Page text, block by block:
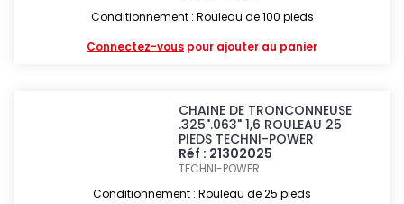
Conditionnement : Rouleau de 100 pieds
Connectez-vous pour ajouter au panier
CHAINE DE TRONCONNEUSE
.325".063" 1,6 ROULEAU 25
PIEDS TECHNI-POWER
Réf : 21302025
TECHNI-POWER
Conditionnement : Rouleau de 25 pieds